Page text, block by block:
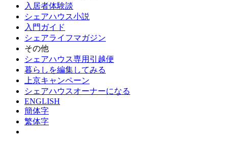
入居者体験談
シェアハウス小説
入門ガイド
シェアライフマガジン
その他
シェアハウス専用引越便
暮らしを編集してみる
上京キャンペーン
シェアハウスオーナーになる
ENGLISH
簡体字
繁体字